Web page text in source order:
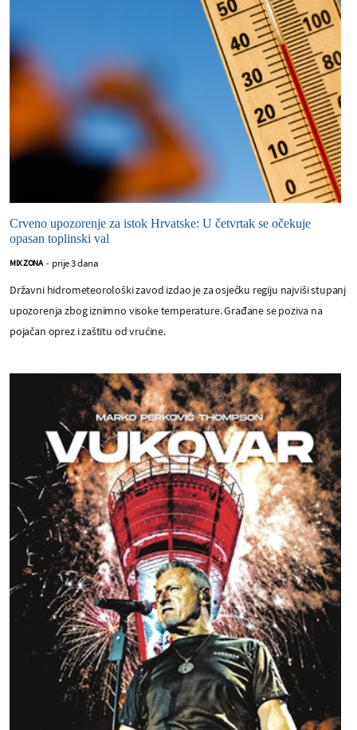
Crveno upozorenje za istok Hrvatske: U četvrtak se očekuje
opasan toplinski val
MIX ZONA - prije 3 dana
Državni hidrometeorološki zavod izdao je za osječku regiju najviši stupanj
upozorenja zbog iznimno visoke temperature. Građane se poziva na
pojačan oprez i zaštitu od vrućine.